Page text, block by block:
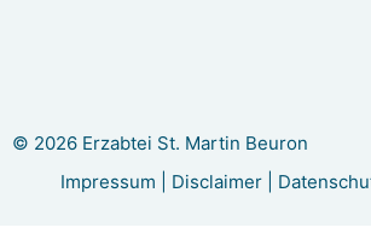
© 2026 Erzabtei St. Martin Beuron
Impressum
Disclaimer